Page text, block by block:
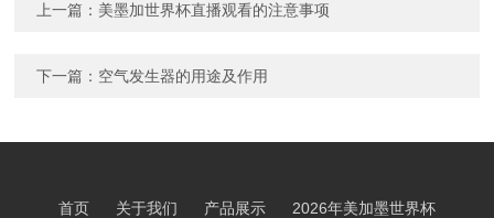
上一篇： 美墨加世界杯直播观看的注意事项
下一篇： 空气发生器的用途及作用
首页 关于我们 产品展示 2026年美加墨世界杯